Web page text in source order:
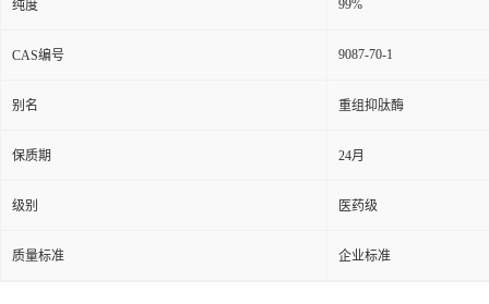
纯度 99%
CAS编号 9087-70-1
别名 重组抑肽酶
保质期 24月
级别 医药级
质量标准 企业标准